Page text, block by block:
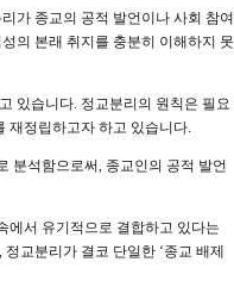
가 종교의 공적 발언이나 사회 참여
의 본래 취지를 충분히 이해하지 못
있습니다. 정교분리의 원칙은 필요
재정립하고자 하고 있습니다.
분석함으로써, 종교인의 공적 발언
에서 유기적으로 결합하고 있다는
교분리가 결코 단일한 ‘종교 배제